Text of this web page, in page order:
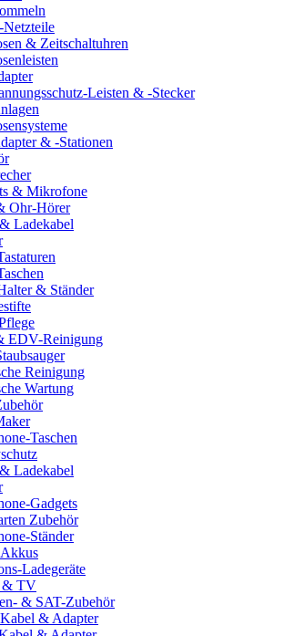
Netzteile
& Zeitschaltuhren
Leisten & -Stecker
& -Stationen
& Mikrofone
Ohr-Hörer
Ladekabel
& Ständer
EDV-Reinigung
Reinigung
Wartung
Taschen
Ladekabel
Gadgets
Zubehör
Ständer
Ladegeräte
& TV
& SAT-Zubehör
& Adapter